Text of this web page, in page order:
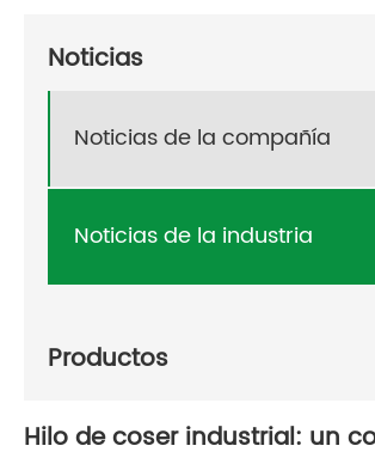
Noticias
Noticias de la compañía
Noticias de la industria
Productos
Hilo de coser industrial: un